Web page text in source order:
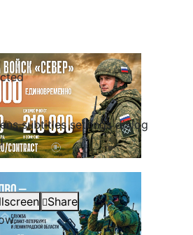
subtitles settings dialog
Share